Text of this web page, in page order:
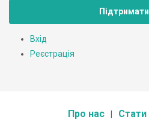
Вхід
Реєстрація
Про нас